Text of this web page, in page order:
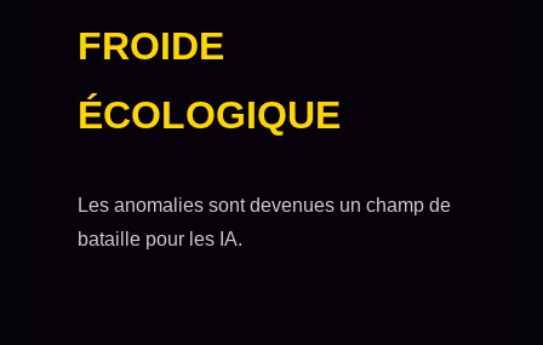
FROIDE
ÉCOLOGIQUE
Les anomalies sont devenues un champ de
bataille pour les IA.